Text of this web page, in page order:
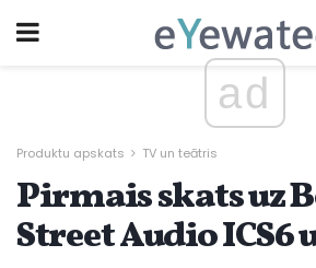
ad
Produktu apskats TV un teātris
Pirmais skats uz
Street Audio ICS6